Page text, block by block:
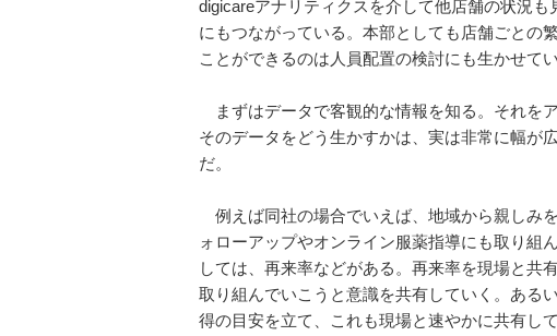
digicareアナリティクスを介して他店舗の状況
にもつながっている。本部としても店舗ごとの
ことができるのは人員配置の検討にも生かせてい
まずはデータで客観的な情報を知る。それを
そのデータをどう生かすかは、実は非常に幅が
だ。
例えば同社の場合でいえば、地域から親しみ
ォローアップやオンライン服薬指導にも取り組
しては、再来率などがある。再来率を現場と共
取り組んでいこうと意識を共有していく。ある
得の目安を立て、これも現場と速やかに共有し